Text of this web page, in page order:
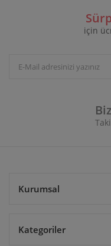
Ürün resmi
Ürün bilgilerinde
için
Kurumsal
Kategoriler